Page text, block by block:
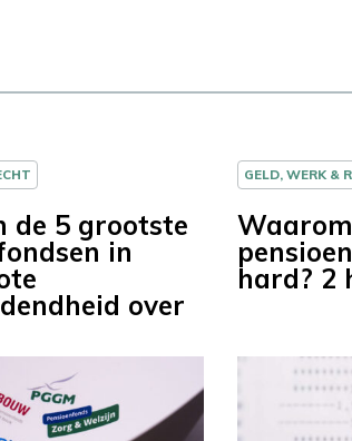
de 5 grootste
in
over
GELD, WERK &
hard? 2